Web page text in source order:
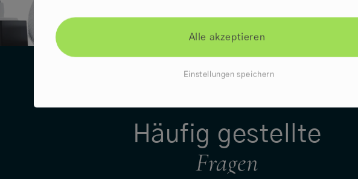
Alle akzeptieren
Einstellungen speichern
Häufig gestellte
Fragen